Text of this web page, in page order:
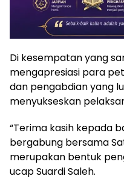
Di kesempatan yang
mengapresiasi para
dan pengabdian yang
menyukseskan
“Terima kasih kepada
bergabung bersama
merupakan bentuk
ucap Suardi Saleh.